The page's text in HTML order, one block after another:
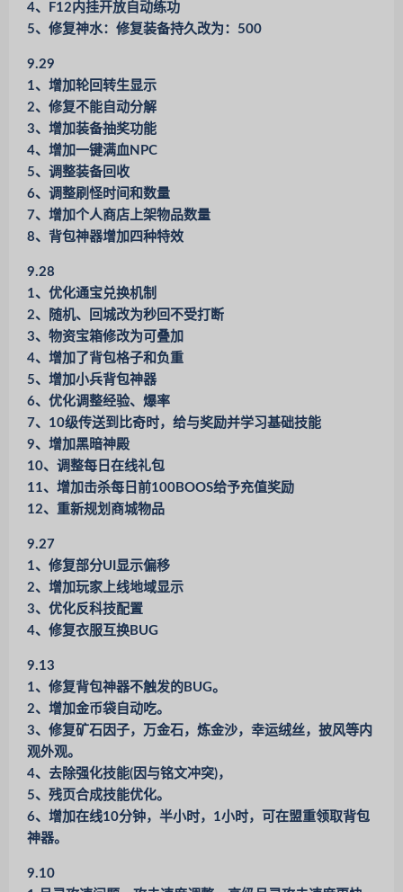
4、F12内挂开放自动练功
5、修复神水：修复装备持久改为：500
9.29
1、增加轮回转生显示
2、修复不能自动分解
3、增加装备抽奖功能
4、增加一键满血NPC
5、调整装备回收
6、调整刷怪时间和数量
7、增加个人商店上架物品数量
8、背包神器增加四种特效
9.28
1、优化通宝兑换机制
2、随机、回城改为秒回不受打断
3、物资宝箱修改为可叠加
4、增加了背包格子和负重
5、增加小兵背包神器
6、优化调整经验、爆率
7、10级传送到比奇时，给与奖励并学习基础技能
9、增加黑暗神殿
10、调整每日在线礼包
11、增加击杀每日前100BOOS给予充值奖励
12、重新规划商城物品
9.27
1、修复部分UI显示偏移
2、增加玩家上线地域显示
3、优化反科技配置
4、修复衣服互换BUG
9.13
1、修复背包神器不触发的BUG。
2、增加金币袋自动吃。
3、修复矿石因子，万金石，炼金沙，幸运绒丝，披风等内
观外观。
4、去除强化技能(因与铭文冲突)，
5、残页合成技能优化。
6、增加在线10分钟，半小时，1小时，可在盟重领取背包
神器。
9.10